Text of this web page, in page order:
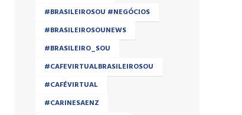
#BRASILEIROSOU #NEGÓCIOS
#BRASILEIROSOUNEWS
#BRASILEIRO_SOU
#CAFEVIRTUALBRASILEIROSOU
#CAFÉVIRTUAL
#CARINESAENZ